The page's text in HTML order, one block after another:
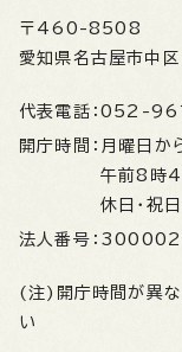
〒460-8508
愛知県名古屋市中
代表電話： 052-
開庁時間： 月曜日か
午前8時
休日・祝
法人番号：
(注)開庁時間が異な
い